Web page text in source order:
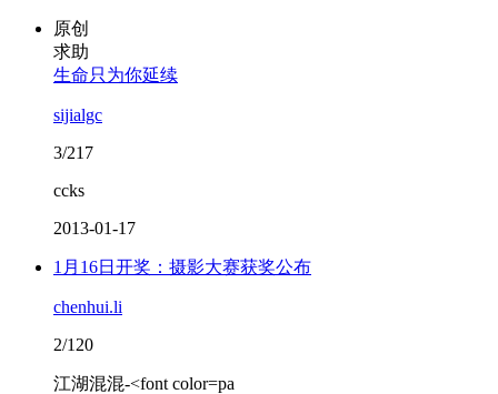
原创
求助
生命只为你延续
sijialgc
3/217
ccks
2013-01-17
1月16日开奖：摄影大赛获奖公布
chenhui.li
2/120
江湖混混-<font color=pa